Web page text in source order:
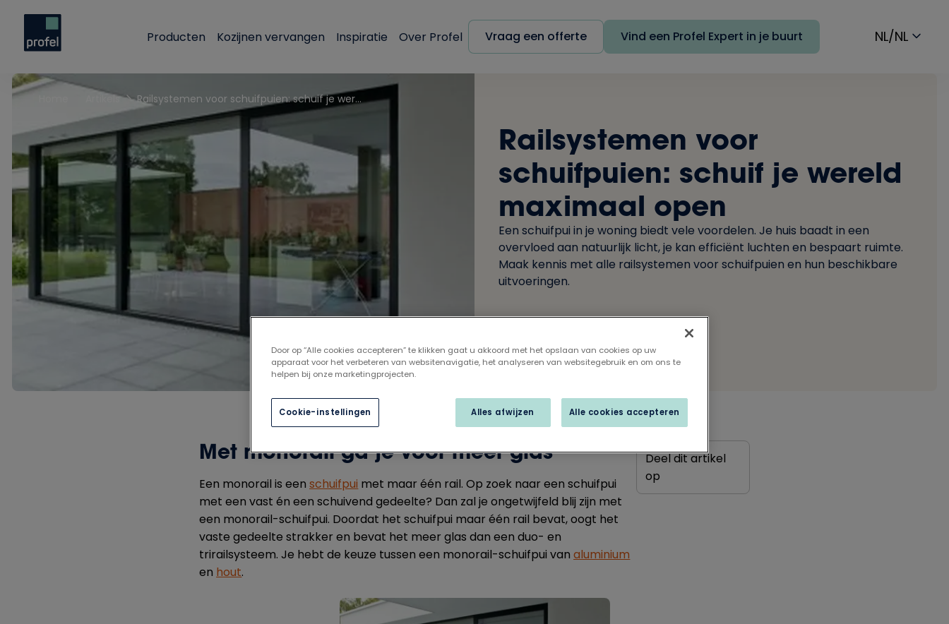
Producten Kozijnen vervangen Inspiratie Over Profel Vraag een offerte Vind een Profel Expert in je buurt NL/NL
Artikels Railsystemen voor schuifpuien: schuif je wereld maximaal open
Railsystemen voor
schuifpuien: schuif je wereld
maximaal open
Een schuifpui in je woning biedt vele voordelen. Je huis baadt in een
overvloed aan natuurlijk licht, je kan efficiënt luchten en bespaart ruimte.
Maak kennis met alle railsystemen voor schuifpuien en hun beschikbare
uitvoeringen.
Met monorail ga je voor meer glas
Een monorail is eenschuifpui met maar één rail. Op zoek naar een schuifpui
met een vast én een schuivend gedeelte? Dan zal je ongetwijfeld blij zijn met
een monorail-schuifpui. Doordat het schuifpui maar één rail bevat, oogt het
vaste gedeelte strakker en bevat het meer glas dan een duo- en
trirailsysteem. Je hebt de keuze tussen een monorail-schuifpui vanaluminium
en hout.
Deel dit artikel
op
Door op “Alle cookies accepteren” te klikken gaat u akkoord met het opslaan van cookies op uw
apparaat voor het verbeteren van websitenavigatie, het analyseren van websitegebruik en om ons te
helpen bij onze marketingprojecten.
Alles afwijzen Alle cookies accepteren
Cookie-instellingen